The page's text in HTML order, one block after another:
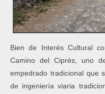
Bien de Interés Cultural
Camino del Ciprés, uno
empedrado tradicional que
de ingeniería viaria